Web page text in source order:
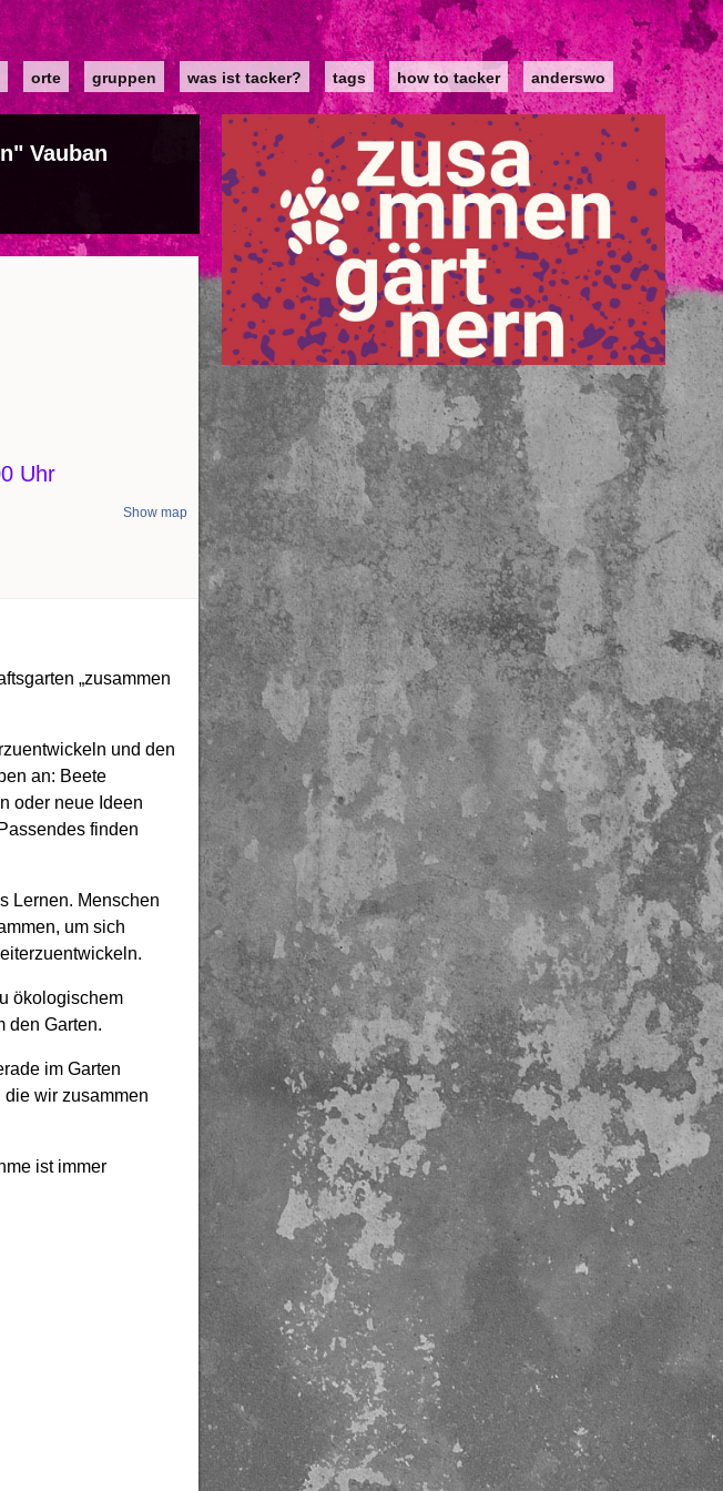
orte gruppen was ist tacker? tags how to tacker anderswo
Vauban
Uhr
Show map
„zusammen
und den
an: Beete
oder neue Ideen
finden
Lernen. Menschen
um sich
ökologischem
den Garten.
im Garten
wir zusammen
ist immer